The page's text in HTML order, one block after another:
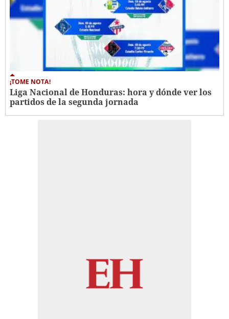
¡TOME NOTA!
Liga Nacional de Honduras: hora y dónde ver los
partidos de la segunda jornada